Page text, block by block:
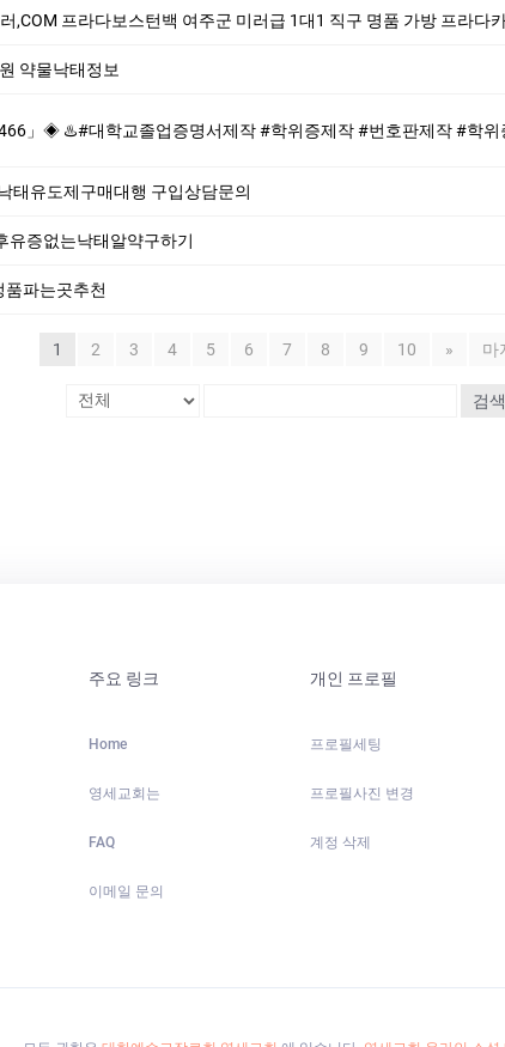
프라다보스턴백 여주군 미러급 1대1 직구 명품 가방 프라다카드지갑남자 해외명
약물낙­태정보
작 #학위증제작 #번호판제작 #학위증위조♨️ ♨️수정업체-제작업체-위조업체-대리시험♨️ ▣ 고객님께 철통 보안과 안전한
태유도제구매대행 구입상담문의
유증없는낙태알약구하기
품파는곳추천
1 2 3 4 5 6 7 8 9 10 » 마
검색
주요 링크
Home
영세교회는
FAQ
이메일 문의
개인 프로필
프로필세팅
프로필사진 변경
계정 삭제